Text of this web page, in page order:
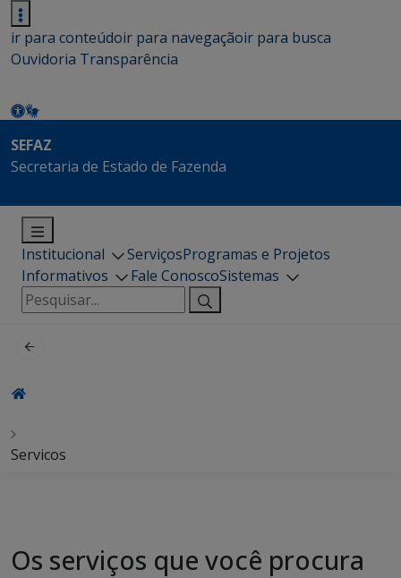
ir para conteúdoir para navegaçãoir para busca
Ouvidoria Transparência
SEFAZ
Secretaria de Estado de Fazenda
Institucional ServiçosProgramas e Projetos
Informativos
Fale ConoscoSistemas
Pesquisar
por:
Servicos
Os serviços que você procura